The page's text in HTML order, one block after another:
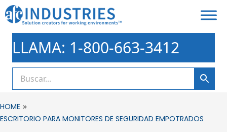
LLAMA: 1-800-663-3412
HOME »
ESCRITORIO PARA MONITORES DE SEGURIDAD EMPOTRADOS